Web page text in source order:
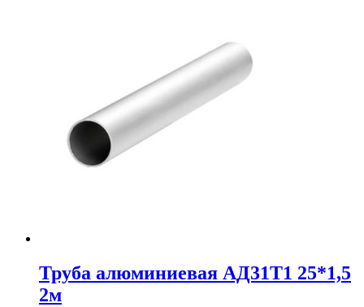
Труба алюминиевая АД31Т1 25*1,5
2м